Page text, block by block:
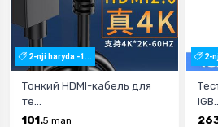
2-nji haryda -1...
Тонкий HDMI-кабель для
те...
101.5 man
2-
IGB...